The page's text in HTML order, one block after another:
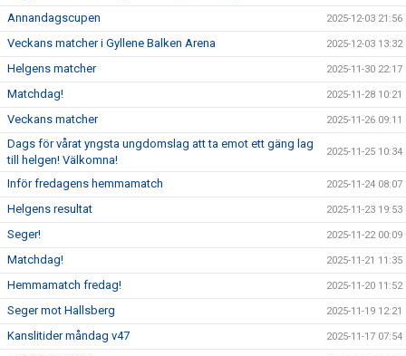
Annandagscupen 2025-12-03 21:56
Veckans matcher i Gyllene Balken Arena 2025-12-03 13:32
Helgens matcher 2025-11-30 22:17
Matchdag! 2025-11-28 10:21
Veckans matcher 2025-11-26 09:11
Dags för vårat yngsta ungdomslag att ta emot ett gäng lag
till helgen! Välkomna!
2025-11-25 10:34
Inför fredagens hemmamatch 2025-11-24 08:07
Helgens resultat 2025-11-23 19:53
Seger! 2025-11-22 00:09
Matchdag! 2025-11-21 11:35
Hemmamatch fredag! 2025-11-20 11:52
Seger mot Hallsberg 2025-11-19 12:21
Kanslitider måndag v47 2025-11-17 07:54